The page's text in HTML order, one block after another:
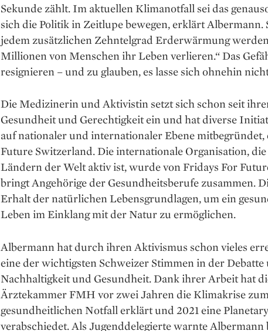
Sekunde zählt. Im aktuellen Klimanotfall sei das
sich die Politik in Zeitlupe bewegen, erklärt Albermann.
jedem zusätzlichen Zehntelgrad Erd­erwärmung
Millionen von Menschen ihr Leben verlieren.“ Das
resignieren – und zu glauben, es lasse sich ohnehin
Die Medizinerin und Aktivistin setzt sich schon seit
Gesundheit und Gerechtigkeit ein und hat diverse
auf nationaler und inter­nationaler Ebene
Future Switzerland. Die internationale Organisation,
Ländern der Welt aktiv ist, wurde von Fridays For
bringt Angehörige der Gesundheitsberufe zusammen.
Erhalt der natürlichen Lebensgrundlagen, um ein
Leben im Einklang mit der Natur zu ermöglichen.
Albermann hat durch ihren Aktivismus schon vieles
eine der wichtigsten Schweizer Stimmen in der Debatte
Nachhaltigkeit und Gesundheit. Dank ihrer Arbeit hat
Ärztekammer FMH vor zwei Jahren die Klimakrise zum
gesundheitlichen Notfall erklärt und 2021 eine
verabschiedet. Als Jugenddelegierte warnte Albermann